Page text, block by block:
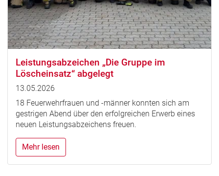
Leistungsabzeichen „Die Gruppe im
Löscheinsatz“ abgelegt
13.05.2026
18 Feuerwehrfrauen und -männer konnten sich am
gestrigen Abend über den erfolgreichen Erwerb eines
neuen Leistungsabzeichens freuen.
Mehr lesen